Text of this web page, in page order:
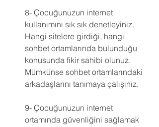
8- Çocuğunuzun internet
kullanımını sık sık denetleyiniz.
Hangi sitelere girdiği, hangi
sohbet ortamlarında bulunduğu
konusunda fikir sahibi olunuz.
Mümkünse sohbet ortamlarındaki
arkadaşlarını tanımaya çalışınız.
9- Çocuğunuzun internet
ortamında güvenliğini sağlamak